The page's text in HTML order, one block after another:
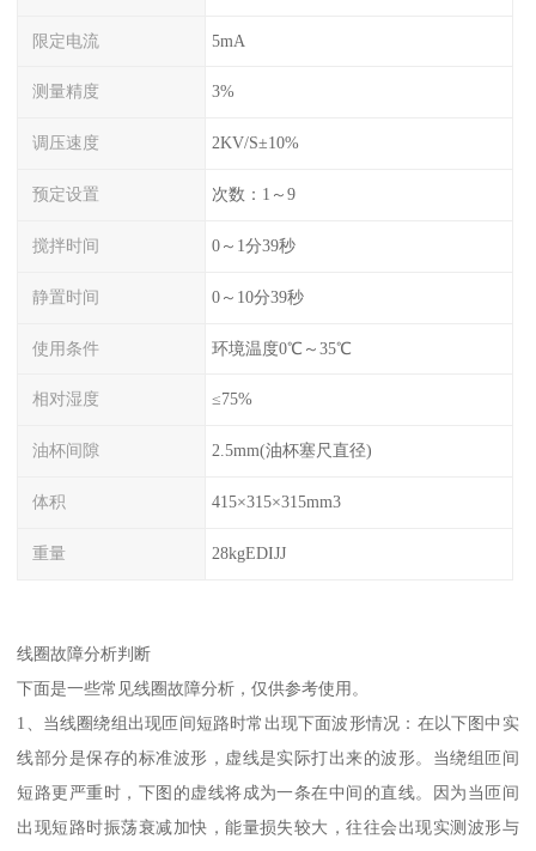
限定电流 5mA
测量精度 3%
调压速度 2KV/S±10%
预定设置 次数：1～9
搅拌时间 0～1分39秒
静置时间 0～10分39秒
使用条件 环境温度0℃～35℃
相对湿度 ≤75%
油杯间隙 2.5mm(油杯塞尺直径)
体积 415×315×315mm3
重量 28kgEDIJJ
线圈故障分析判断
下面是一些常见线圈故障分析，仅供参考使用。
1、当线圈绕组出现匝间短路时常出现下面波形情况：在以下图中实
线部分是保存的标准波形，虚线是实际打出来的波形。当绕组匝间
短路更严重时，下图的虚线将成为一条在中间的直线。因为当匝间
出现短路时振荡衰减加快，能量损失较大，往往会出现实测波形与